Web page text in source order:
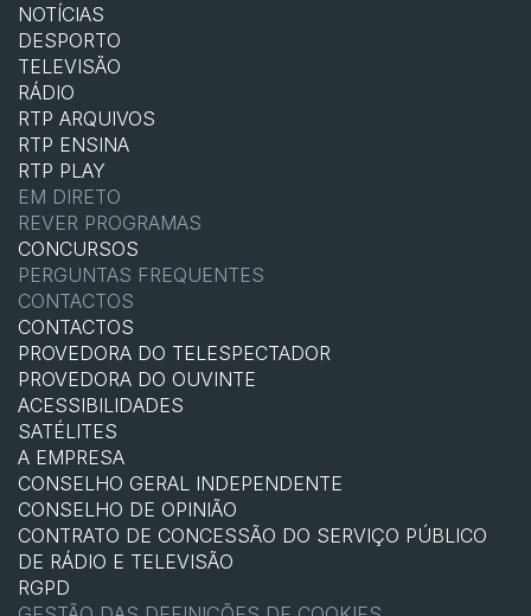
NOTÍCIAS
DESPORTO
TELEVISÃO
RÁDIO
RTP ARQUIVOS
RTP ENSINA
RTP PLAY
EM DIRETO
REVER PROGRAMAS
CONCURSOS
PERGUNTAS FREQUENTES
CONTACTOS
CONTACTOS
PROVEDORA DO TELESPECTADOR
PROVEDORA DO OUVINTE
ACESSIBILIDADES
SATÉLITES
A EMPRESA
CONSELHO GERAL INDEPENDENTE
CONSELHO DE OPINIÃO
CONTRATO DE CONCESSÃO DO SERVIÇO PÚBLICO
DE RÁDIO E TELEVISÃO
RGPD